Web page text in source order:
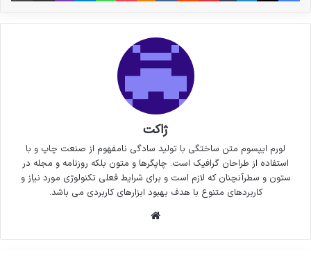
ژاکت
لورم ایپسوم متن ساختگی با تولید سادگی نامفهوم از صنعت چاپ و با
استفاده از طراحان گرافیک است. چاپگرها و متون بلکه روزنامه و مجله در
ستون و سطرآنچنان که لازم است و برای شرایط فعلی تکنولوژی مورد نیاز و
کاربردهای متنوع با هدف بهبود ابزارهای کاربردی می باشد.